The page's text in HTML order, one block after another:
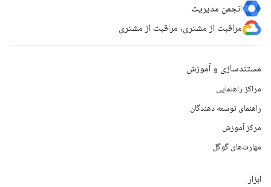
انجمن مدیریت
مراقبت از مشتری، مراقبت از مشتری
مستندسازی و آموزش
مراکز راهنمایی
راهنمای توسعه دهندگان
مرکز آموزش
مهارت‌های گوگل
ابزار